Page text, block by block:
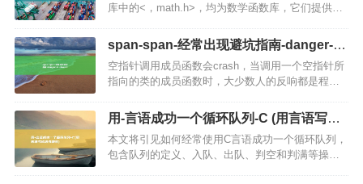
库中的<，math.h>，均为数学函数库，它们提供了
些关键的区别，本文旨在深化讨论现代C…
span-span-经常出现避坑指南-danger-C-
class=text (span是行内元素吗)
空指针调用成员函数会crash，当调用一个空指针所
指向的类的成员函数时，大少数人的反响都是程序
以在调用成员函数时会尝试访问一个不存在的内存
地址，从而造…
用-言语成功一个循环队列-C (用言语写成
语有哪些)
本文将引见如何经常使用C言语成功一个循环队列，
包含队列的定义、入队、出队、判空和判满等操